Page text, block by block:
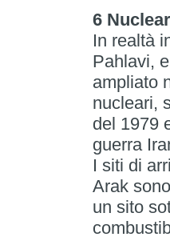
6
In realtà
Pahlavi,
ampliato
nucleari,
del 1979
guerra
I siti di
Arak
un sito